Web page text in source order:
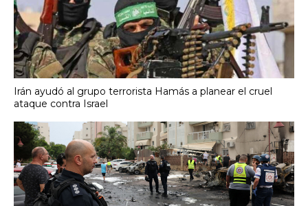
Irán ayudó al grupo terrorista Hamás a planear el cruel
ataque contra Israel